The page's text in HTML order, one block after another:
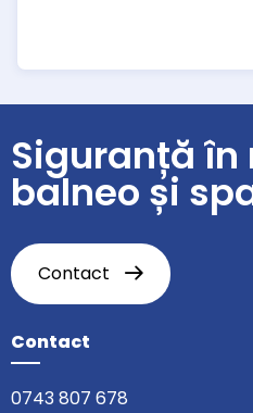
Siguranță în
balneo și
Contact
Contact
0743 807 678